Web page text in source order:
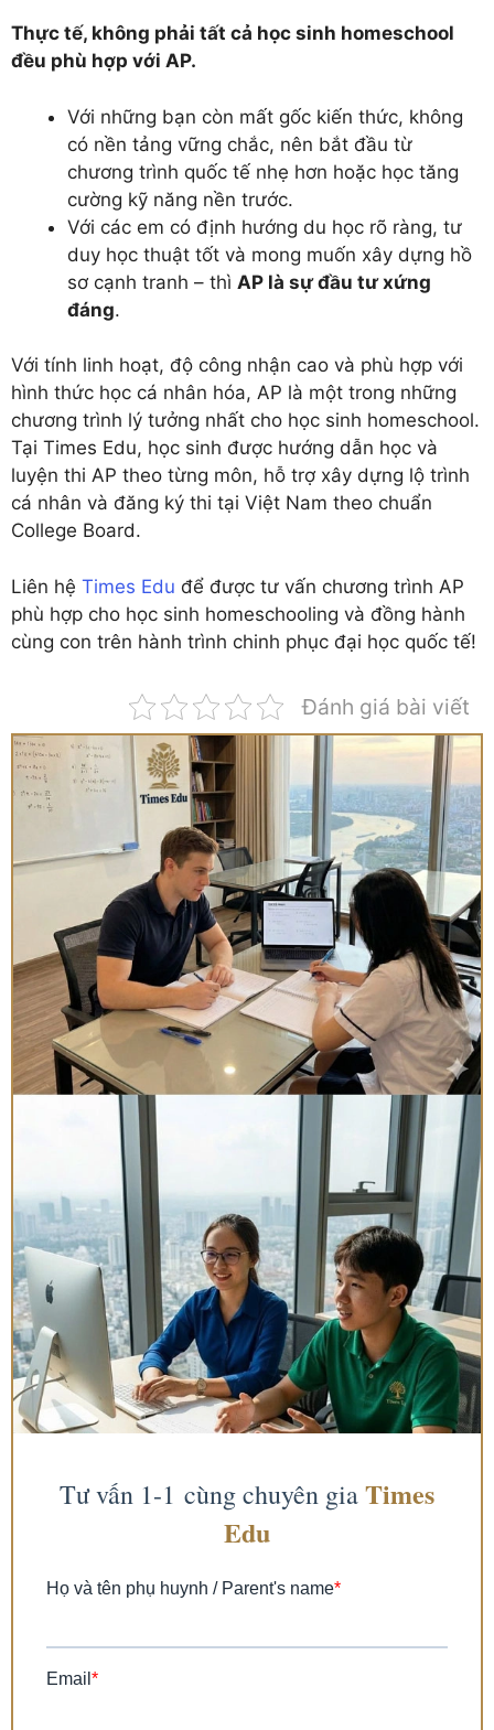
Thực tế, không phải tất cả học sinh homeschool
đều phù hợp với AP.
Với những bạn còn mất gốc kiến thức, không
có nền tảng vững chắc, nên bắt đầu từ
chương trình quốc tế nhẹ hơn hoặc học tăng
cường kỹ năng nền trước.
Với các em có định hướng du học rõ ràng, tư
duy học thuật tốt và mong muốn xây dựng hồ
sơ cạnh tranh – thì AP là sự đầu tư xứng
đáng.
Với tính linh hoạt, độ công nhận cao và phù hợp với
hình thức học cá nhân hóa, AP là một trong những
chương trình lý tưởng nhất cho học sinh homeschool.
Tại Times Edu, học sinh được hướng dẫn học và
luyện thi AP theo từng môn, hỗ trợ xây dựng lộ trình
cá nhân và đăng ký thi tại Việt Nam theo chuẩn
College Board.
Liên hệ Times Edu để được tư vấn chương trình AP
phù hợp cho học sinh homeschooling và đồng hành
cùng con trên hành trình chinh phục đại học quốc tế!
Đánh giá bài viết